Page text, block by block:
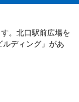
。北口駅前広場を
ディング」があ